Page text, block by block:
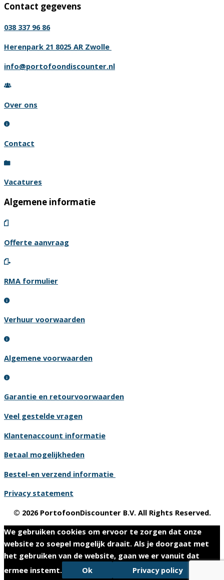
Contact gegevens
038 337 96 86
Herenpark 21 8025 AR Zwolle
info@portofoondiscounter.nl
Over ons
Contact
Vacatures
Algemene informatie
Offerte aanvraag
RMA formulier
Verhuur voorwaarden
Algemene voorwaarden
Garantie en retourvoorwaarden
Veel gestelde vragen
Klantenaccount informatie
Betaal mogelijkheden
Bestel-en verzend informatie
Privacy statement
© 2026 PortofoonDiscounter B.V. All Rights Reserved.
We gebruiken cookies om ervoor te zorgen dat onze
website zo soepel mogelijk draait. Als je doorgaat met
het gebruiken van de website, gaan we er vanuit dat
ermee instemt.
Ok Privacy policy